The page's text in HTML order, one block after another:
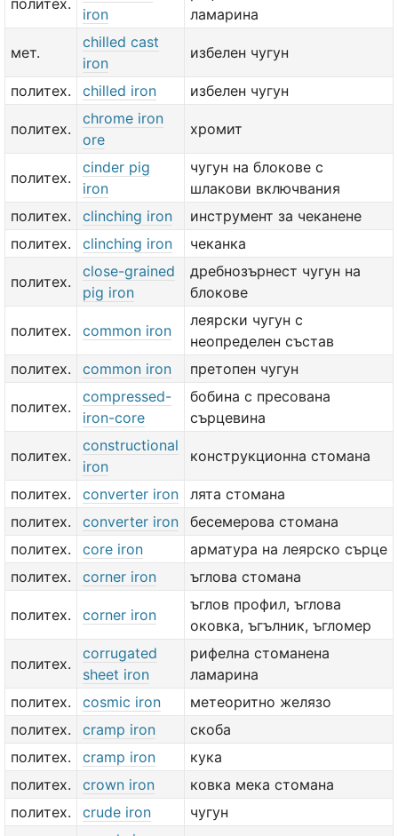
политех.
iron
ламарина
мет.
chilled cast
iron
избелен чугун
политех. chilled iron избелен чугун
политех.
chrome iron
ore
хромит
политех.
cinder pig
iron
чугун на блокове с
шлакови включвания
политех.
clinching iron
инструмент за чеканене
политех.
clinching iron чеканка
политех.
close-grained
pig iron
дребнозърнест чугун на
блокове
политех. common iron
леярски чугун с
неопределен състав
политех.
common iron претопен чугун
политех.
compressed-
iron-core
бобина с пресована
сърцевина
политех.
constructional
iron
конструкционна стомана
политех. converter iron
лята стомана
политех.
converter iron
бесемерова стомана
политех.
core iron
арматура на леярско сърце
политех.
corner iron ъглова стомана
политех. corner iron
ъглов профил, ъглова
оковка, ъгълник, ъгломер
политех.
corrugated
sheet iron
рифелна стоманена
ламарина
политех.
cosmic iron
метеоритно желязо
политех.
cramp iron
скоба
политех.
cramp iron
кука
политех.
crown iron
ковка мека стомана
политех.
crude iron
чугун